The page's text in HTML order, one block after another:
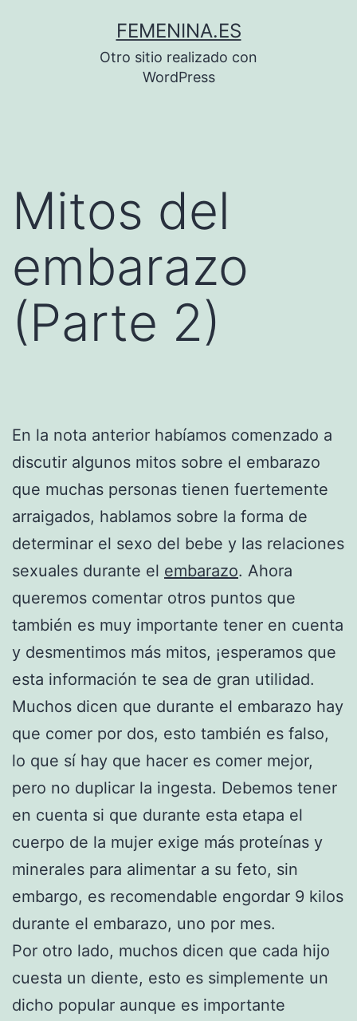
FEMENINA.ES
Otro sitio realizado con
WordPress
Mitos del
embarazo
(Parte 2)
En la nota anterior habíamos comenzado a
discutir algunos mitos sobre el embarazo
que muchas personas tienen fuertemente
arraigados, hablamos sobre la forma de
determinar el sexo del bebe y las relaciones
sexuales durante el embarazo. Ahora
queremos comentar otros puntos que
también es muy importante tener en cuenta
y desmentimos más mitos, ¡esperamos que
esta información te sea de gran utilidad.
Muchos dicen que durante el embarazo hay
que comer por dos, esto también es falso,
lo que sí hay que hacer es comer mejor,
pero no duplicar la ingesta. Debemos tener
en cuenta si que durante esta etapa el
cuerpo de la mujer exige más proteínas y
minerales para alimentar a su feto, sin
embargo, es recomendable engordar 9 kilos
durante el embarazo, uno por mes.
Por otro lado, muchos dicen que cada hijo
cuesta un diente, esto es simplemente un
dicho popular aunque es importante